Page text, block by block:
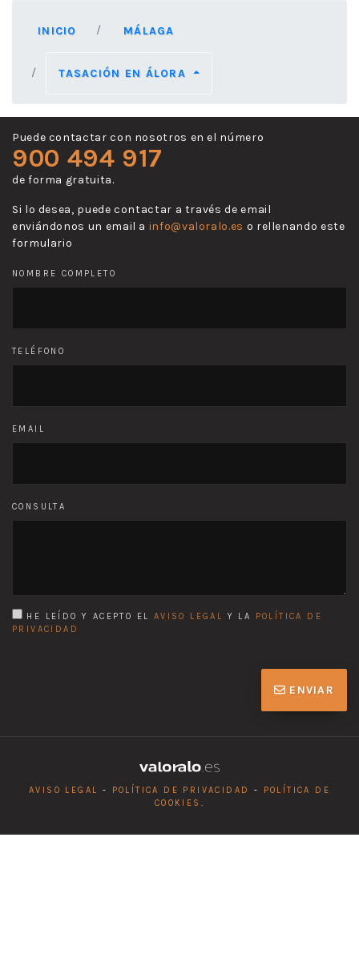
INICIO MÁLAGA
TASACIÓN EN ÁLORA
Puede contactar con nosotros en el número
900 494 917
de forma gratuita.
Si lo desea, puede contactar a través de email
enviándonos un email a info@valoralo.es o rellenando este
formulario
NOMBRE COMPLETO
TELÉFONO
EMAIL
CONSULTA
HE LEÍDO Y ACEPTO EL AVISO LEGAL Y LA
POLÍTICA DE
PRIVACIDAD
ENVIAR
AVISO LEGAL - POLÍTICA DE PRIVACIDAD -
POLÍTICA DE
COOKIES .